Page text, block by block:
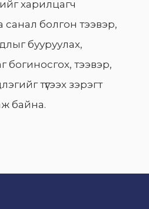
харилцагч
санал болгон тээвэр,
бууруулах,
богиносгох, тээвэр,
түгээх зэрэгт
байна.